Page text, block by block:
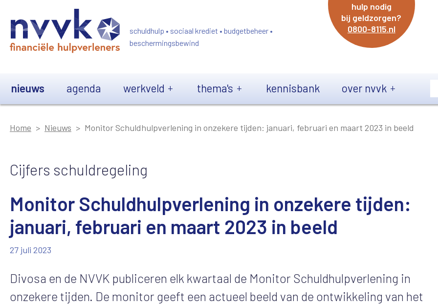
schuldhulp • sociaal krediet • budgetbeheer •
beschermingsbewind
hulp nodig
bij geldzorgen?
0800-8115.nl
nieuws agenda werkveld thema's kennisbank over nvvk
Home Nieuws Monitor Schuldhulpverlening in onzekere tijden: januari, februari en maart 2023 in beeld
Cijfers schuldregeling
Monitor Schuldhulpverlening in onzekere tijden:
januari, februari en maart 2023 in beeld
27 juli 2023
Divosa en de NVVK publiceren elk kwartaal de Monitor Schuldhulpverlening in
onzekere tijden. De monitor geeft een actueel beeld van de ontwikkeling van het